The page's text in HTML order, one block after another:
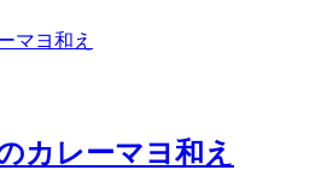
カレーマヨ和え